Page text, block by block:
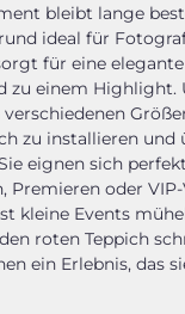
bleibt lange
ideal für
für eine
zu einem Highlight.
verschiedenen
zu installieren und
eignen sich
Premieren oder
kleine Events
roten Teppich
ein Erlebnis, das